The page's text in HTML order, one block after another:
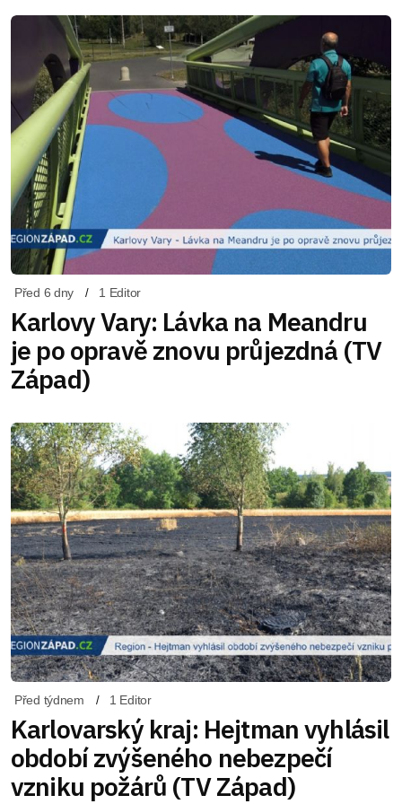
Před 6 dny 1 Editor
Karlovy Vary: Lávka na Meandru
je po opravě znovu průjezdná (TV
Západ)
Před týdnem 1 Editor
Karlovarský kraj: Hejtman vyhlásil
období zvýšeného nebezpečí
vzniku požárů (TV Západ)